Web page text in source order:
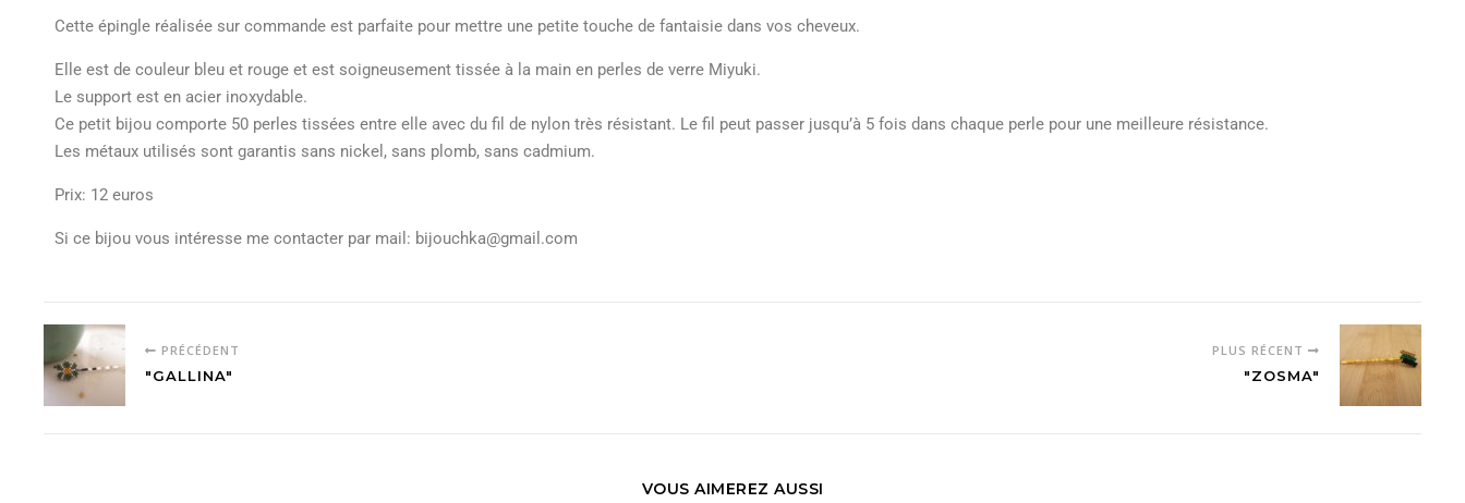
Cette épingle réalisée sur commande est parfaite pour mettre une petite touche de fantaisie dans vos cheveux.
Elle est de couleur bleu et rouge et est soigneusement tissée à la main en perles de verre Miyuki.
Le support est en acier inoxydable.
Ce petit bijou comporte 50 perles tissées entre elle avec du fil de nylon très résistant. Le fil peut passer jusqu’à 5 fois dans chaque perle pour une meilleure résistance.
Les métaux utilisés sont garantis sans nickel, sans plomb, sans cadmium.
Prix: 12 euros
Si ce bijou vous intéresse me contacter par mail: bijouchka@gmail.com
PRÉCÉDENT
"GALLINA"
PLUS RÉCENT
"ZOSMA"
VOUS AIMEREZ AUSSI